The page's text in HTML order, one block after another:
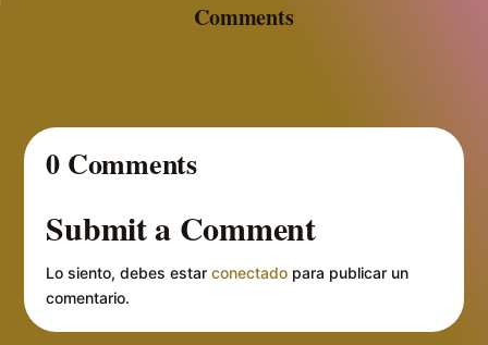
Comments
0 Comments
Submit a Comment
Lo siento, debes estarconectado para publicar un
comentario.